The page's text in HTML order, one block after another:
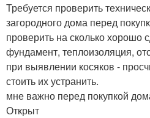
Требуется проверить
загородного дома перед
проверить на сколько хорошо
фундамент, теплоизоляция,
при выявлении косяков -
стоить их устранить.
мне важно перед покупкой
Открыт